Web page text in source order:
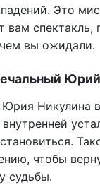
Это
вам спектакль,
вы ожидали.
Никулина
чтобы
судьбы.